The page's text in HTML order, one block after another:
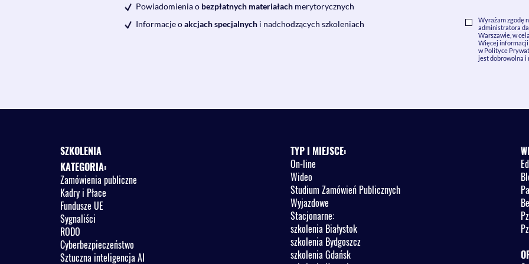
Powiadomienia o bezpłatnych materiałachmerytorycznych
Informacje oakcjach specjalnychi nadchodzących szkoleniach
Wyrażam zgodę
administratora
Warszawie, w
Więcej informacji
w Polityce
jest dobrowolna i
SZKOLENIA
KATEGORIA:
Zamówienia publiczne
Kadry i Płace
Fundusze UE
Sygnaliści
RODO
Cyberbezpieczeństwo
Sztuczna inteligencja AI
TYP I MIEJSCE:
On-line
Wideo
Studium Zamówień Publicznych
Wyjazdowe
Stacjonarne:
szkolenia Białystok
szkolenia Bydgoszcz
szkolenia Gdańsk